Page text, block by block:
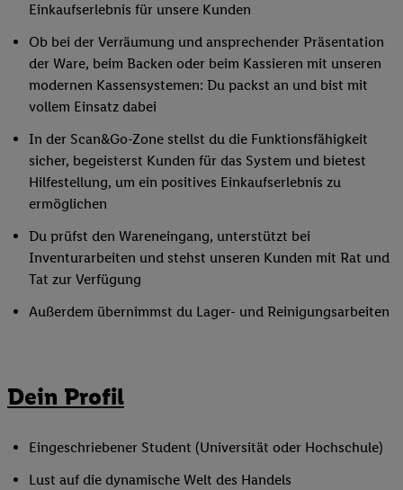
Einkaufserlebnis für unsere Kunden
Ob bei der Verräumung und ansprechender Präsentation
der Ware, beim Backen oder beim Kassieren mit unseren
modernen Kassensystemen: Du packst an und bist mit
vollem Einsatz dabei
In der Scan&Go-Zone stellst du die Funktionsfähigkeit
sicher, begeisterst Kunden für das System und bietest
Hilfestellung, um ein positives Einkaufserlebnis zu
ermöglichen
Du prüfst den Wareneingang, unterstützt bei
Inventurarbeiten und stehst unseren Kunden mit Rat und
Tat zur Verfügung
Außerdem übernimmst du Lager- und Reinigungsarbeiten
Dein Profil
Eingeschriebener Student (Universität oder Hochschule)
Lust auf die dynamische Welt des Handels